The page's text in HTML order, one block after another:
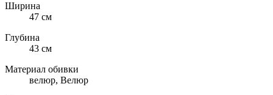
Ширина
47 см
Глубина
43 см
Материал обивки
велюр, Велюр